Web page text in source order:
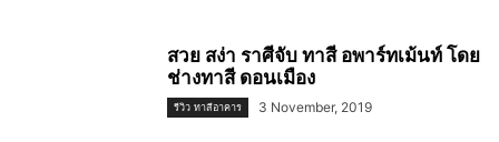
สวย สง่า ราศีจับ ทาสี อพาร์ทเม้นท์ โดย
ช่างทาสี ดอนเมือง
รีวิว ทาสีอาคาร 3 November, 2019